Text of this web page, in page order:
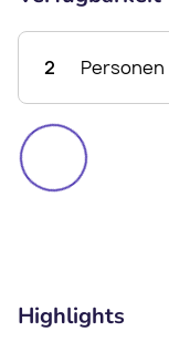
2 Personen
Highlights